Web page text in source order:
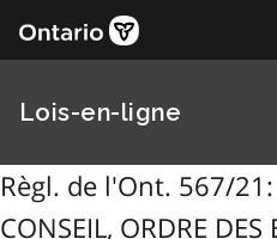
Lois-en-ligne
Règl. de l'Ont. 567/
CONSEIL, ORDRE DES